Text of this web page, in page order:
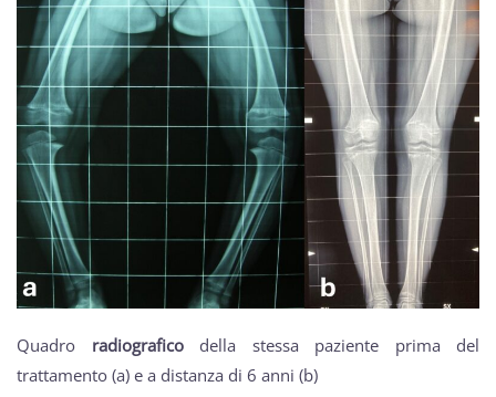
Quadro radiograficodella stessa paziente prima del
trattamento (a) e a distanza di 6 anni (b)